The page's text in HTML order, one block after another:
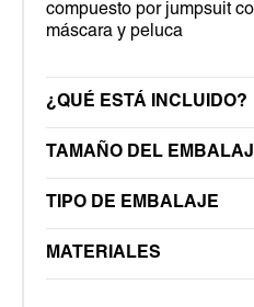
compuesto por jumpsuit
máscara y peluca
¿QUÉ ESTÁ INCLUIDO?
TAMAÑO DEL
TIPO DE EMBALAJE
MATERIALES